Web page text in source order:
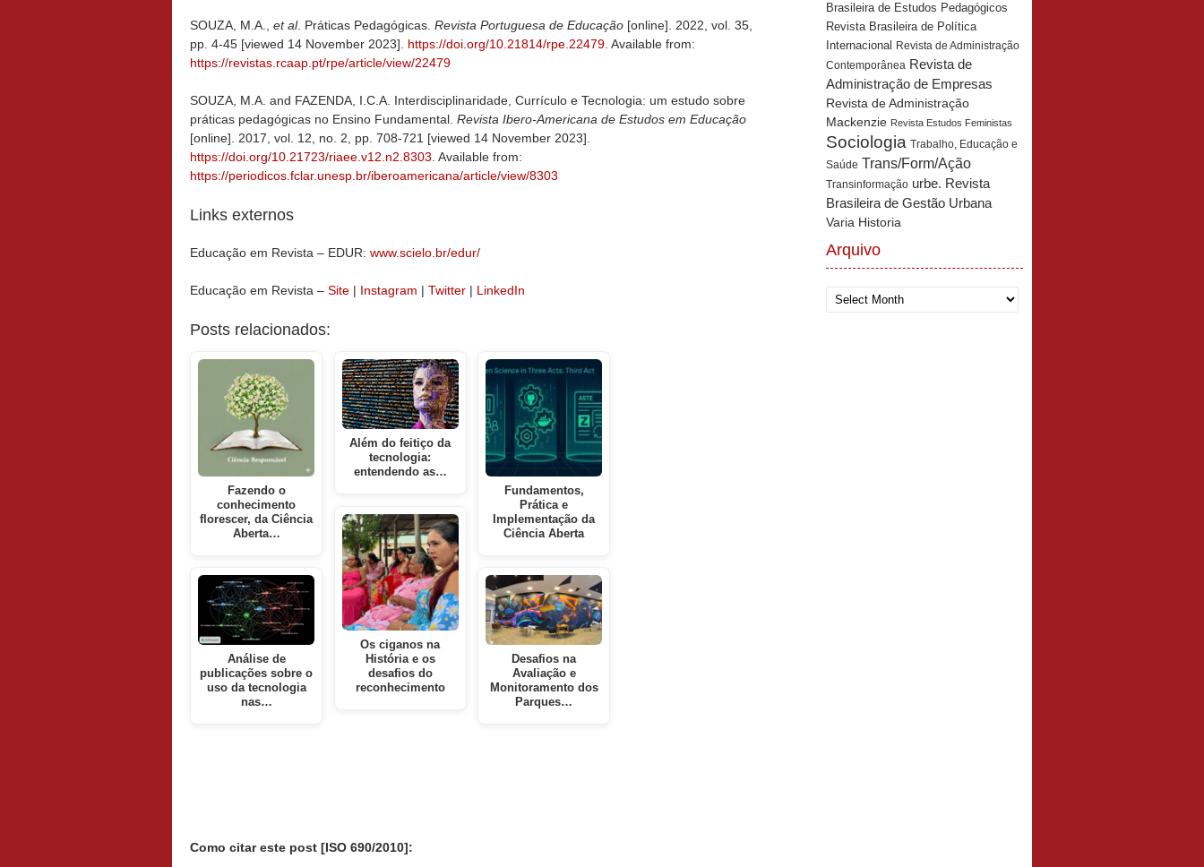
SOUZA, M.A., et al. Práticas Pedagógicas. Revista Portuguesa de Educação [online]. 2022, vol. 35,
pp. 4-45 [viewed 14 November 2023]. https://doi.org/10.21814/rpe.22479 . Available from:
https://revistas.rcaap.pt/rpe/article/view/22479
SOUZA, M.A. and FAZENDA, I.C.A. Interdisciplinaridade, Currículo e Tecnologia: um estudo sobre
práticas pedagógicas no Ensino Fundamental. Revista Ibero-Americana de Estudos em Educação
[online]. 2017, vol. 12, no. 2, pp. 708-721 [viewed 14 November 2023].
https://doi.org/10.21723/riaee.v12.n2.8303 . Available from:
https://periodicos.fclar.unesp.br/iberoamericana/article/view/8303
Links externos
Educação em Revista – EDUR: www.scielo.br/edur/
Educação em Revista – Site | Instagram | Twitter | LinkedIn
Posts relacionados:
Fazendo o
conhecimento
florescer, da Ciência
Aberta…
Análise de
publicações sobre o
uso da tecnologia
nas…
Além do feitiço da
tecnologia:
entendendo as…
Os ciganos na
História e os
desafios do
reconhecimento
Fundamentos,
Prática e
Implementação da
Ciência Aberta
Desafios na
Avaliação e
Monitoramento dos
Parques…
Como citar este post [ISO 690/2010]:
Brasileira de Estudos Pedagógicos
Revista Brasileira de Política
Internacional Revista de Administração
Contemporânea Revista de
Administração de Empresas
Revista de Administração
Mackenzie Revista Estudos Feministas
Sociologia Trabalho, Educação e
Saúde Trans/Form/Ação
Transinformação urbe. Revista
Brasileira de Gestão Urbana
Varia Historia
Arquivo
Arquivo